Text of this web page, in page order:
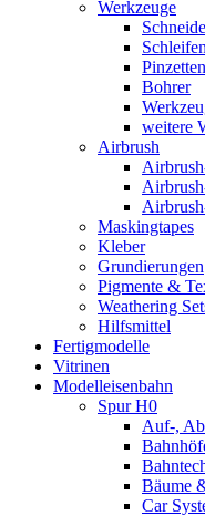
Werkzeuge
Bohrer
weitere
Airbrush
Maskingtapes
Kleber
Grundierungen
Pigmente &
Weathering
Hilfsmittel
Fertigmodelle
Vitrinen
Modelleisenbahn
Spur H0
Auf-,
Bäume
Car